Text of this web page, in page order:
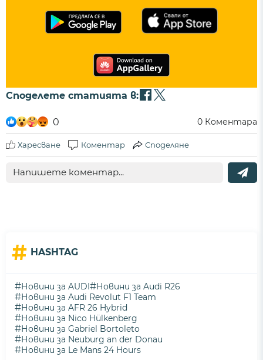
Споделете статията в:
0 0 Коментара
Харесване Коментар Споделяне
# HASHTAG
#Новини за AUDI#Новини за Audi R26
#Новини за Audi Revolut F1 Team
#Новини за AFR 26 Hybrid
#Новини за Nico Hülkenberg
#Новини за Gabriel Bortoleto
#Новини за Neuburg an der Donau
#Новини за Le Mans 24 Hours